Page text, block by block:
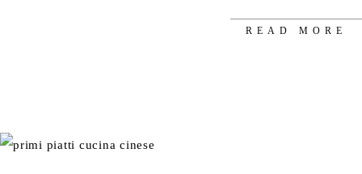
READ MORE